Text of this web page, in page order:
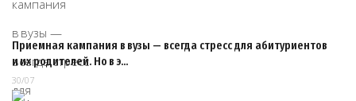
Приемная кампания в вузы — всегда стресс для абитуриентов
и их родителей. Но в э…
30/07